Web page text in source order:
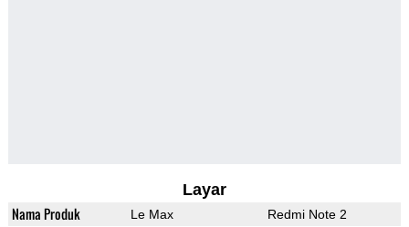
Layar
Nama Produk Le Max Redmi Note 2